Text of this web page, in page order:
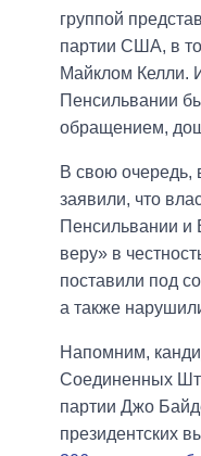
группой
партии США, в
Майклом Келли.
Пенсильвании
обращением,
В свою очередь,
заявили, что
Пенсильвании и
веру» в
поставили под
а также
Напомним,
Соединенных
партии Джо
президентских